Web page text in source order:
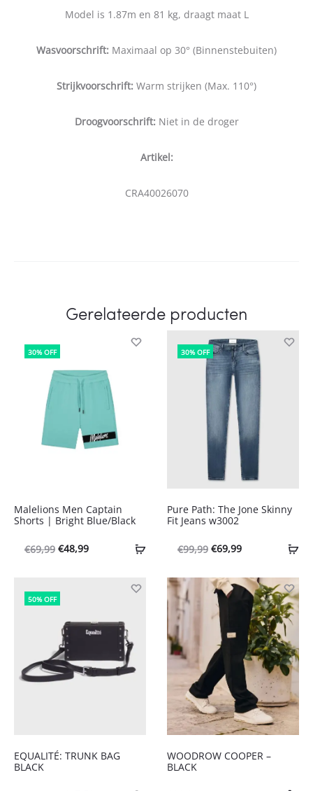
Model is 1.87m en 81 kg, draagt maat L
Wasvoorschrift: Maximaal op 30° (Binnenstebuiten)
Strijkvoorschrift: Warm strijken (Max. 110°)
Droogvoorschrift: Niet in de droger
Artikel:
CRA40026070
Gerelateerde producten
30% OFF
Malelions Men Captain
Shorts | Bright Blue/Black
€69,99 Oorspronkelijke
was:
€48,99Huidige
30% OFF
Pure Path: The Jone Skinny
Fit Jeans w3002
€99,99 Oorspronkelijke
was:
€99,99.
€69,99Huidige
is:
€69,99.
50% OFF
EQUALITÉ: TRUNK BAG
BLACK
WOODROW COOPER –
BLACK